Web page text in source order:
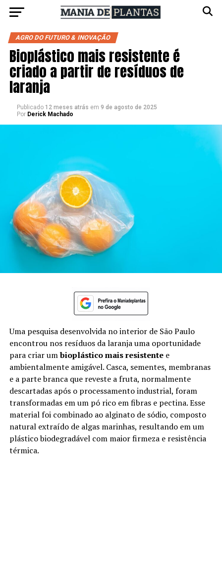
AGRO DO FUTURO & INOVAÇÃO
Bioplástico mais resistente é
criado a partir de resíduos de
laranja
Publicado 12 meses atrás em 9 de agosto de 2025
Por Derick Machado
Uma pesquisa desenvolvida no interior de São Paulo
encontrou nos resíduos da laranja uma oportunidade
para criar umbioplástico mais resistentee
ambientalmente amigável. Casca, sementes, membranas
e a parte branca que reveste a fruta, normalmente
descartadas após o processamento industrial, foram
transformadas em um pó rico em fibras e pectina. Esse
material foi combinado ao alginato de sódio, composto
natural extraído de algas marinhas, resultando em um
plástico biodegradável com maior firmeza e resistência
térmica.